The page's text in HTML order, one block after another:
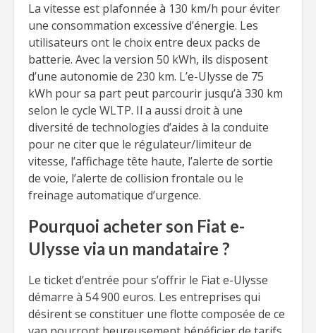
La vitesse est plafonnée à 130 km/h pour éviter
une consommation excessive d’énergie. Les
utilisateurs ont le choix entre deux packs de
batterie. Avec la version 50 kWh, ils disposent
d’une autonomie de 230 km. L’e-Ulysse de 75
kWh pour sa part peut parcourir jusqu’à 330 km
selon le cycle WLTP. Il a aussi droit à une
diversité de technologies d’aides à la conduite
pour ne citer que le régulateur/limiteur de
vitesse, l’affichage tête haute, l’alerte de sortie
de voie, l’alerte de collision frontale ou le
freinage automatique d’urgence.
Pourquoi acheter son Fiat e-
Ulysse via un mandataire ?
Le ticket d’entrée pour s’offrir le Fiat e-Ulysse
démarre à 54 900 euros. Les entreprises qui
désirent se constituer une flotte composée de ce